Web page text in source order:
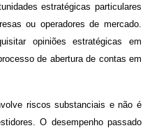
estratégicas particulares
ou operadores de mercado.
opiniões estratégicas em
de abertura de contas em
riscos substanciais e não é
O desempenho passado